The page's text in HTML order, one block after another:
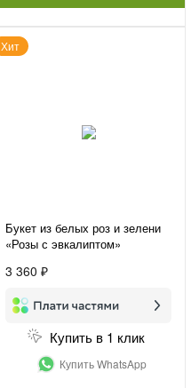
Хит
Букет из белых роз и зелени
«Розы с эвкалиптом»
3 360 ₽
Купить в 1 клик
Купить WhatsApp